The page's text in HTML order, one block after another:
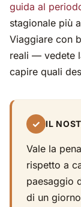
guida al
stagionale più
Viaggiare con
reali — vedete
capire quali
✓ IL
Vale la
rispetto a
paesaggio
di un